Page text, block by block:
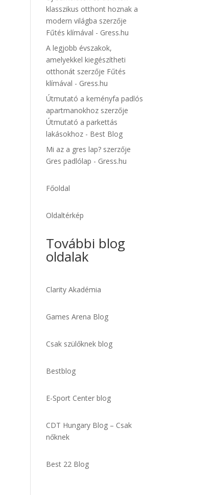
klasszikus otthont hoznak a
modern világba szerzője
Fűtés klímával - Gress.hu
A legjobb évszakok,
amelyekkel kiegészítheti
otthonát szerzője Fűtés
klímával - Gress.hu
Útmutató a keményfa padlós
apartmanokhoz szerzője
Útmutató a parkettás
lakásokhoz - Best Blog
Mi az a gres lap? szerzője
Gres padlólap - Gress.hu
Főoldal
Oldaltérkép
További blog
oldalak
Clarity Akadémia
Games Arena Blog
Csak szülőknek blog
Bestblog
E-Sport Center blog
CDT Hungary Blog – Csak
nőknek
Best 22 Blog